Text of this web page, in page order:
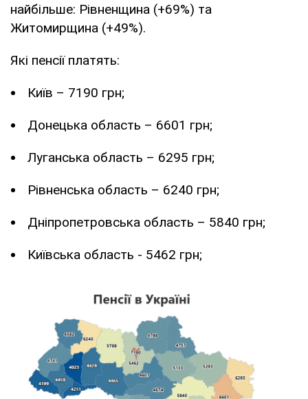
найбільше: Рівненщина (+69%) та
Житомирщина (+49%).
Які пенсії платять:
Київ – 7190 грн;
Донецька область – 6601 грн;
Луганська область – 6295 грн;
Рівненська область – 6240 грн;
Дніпропетровська область – 5840 грн;
Київська область - 5462 грн;